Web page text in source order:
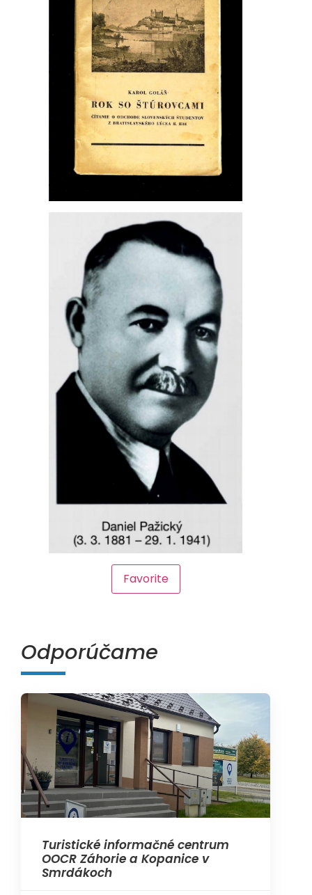
Favorite
Odporúčame
Turistické informačné centrum
OOCR Záhorie a Kopanice v
Smrdákoch